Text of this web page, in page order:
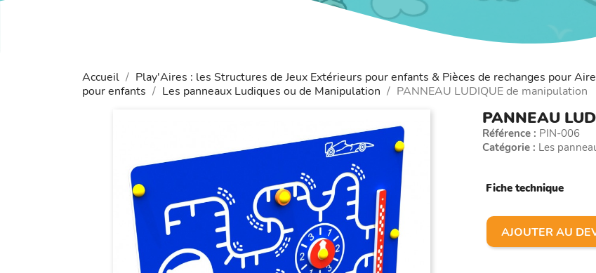
Accueil Play'Aires : les Structures de Jeux Extérieurs pour enfants & Pièces de rechanges pour
pour enfants
Les panneaux Ludiques ou de Manipulation PANNEAU LUDIQUE de manipulation
PANNEAU
Référence : PIN-006
Catégorie : Les
Fiche technique
AJOUTER AU